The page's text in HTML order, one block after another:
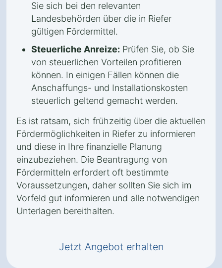
Sie sich bei den relevanten
Landesbehörden über die in Riefer
gültigen Fördermittel.
Steuerliche Anreize: Prüfen Sie, ob Sie
von steuerlichen Vorteilen profitieren
können. In einigen Fällen können die
Anschaffungs- und Installationskosten
steuerlich geltend gemacht werden.
Es ist ratsam, sich frühzeitig über die aktuellen
Fördermöglichkeiten in Riefer zu informieren
und diese in Ihre finanzielle Planung
einzubeziehen. Die Beantragung von
Fördermitteln erfordert oft bestimmte
Voraussetzungen, daher sollten Sie sich im
Vorfeld gut informieren und alle notwendigen
Unterlagen bereithalten.
Jetzt Angebot erhalten